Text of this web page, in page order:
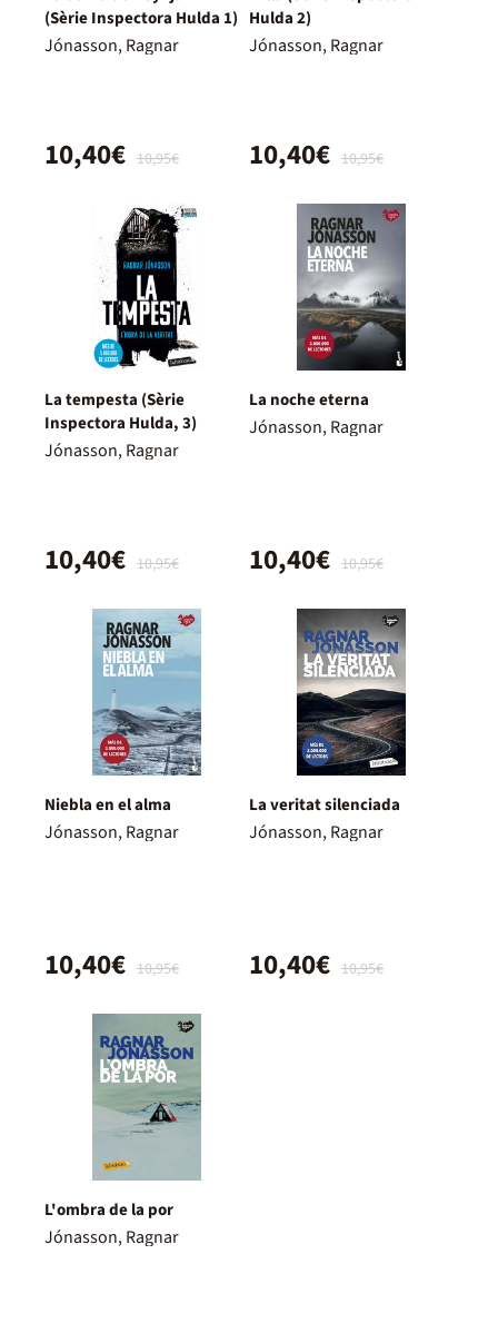
(Sèrie Inspectora Hulda 1)
Jónasson, Ragnar
10,95€
10,40€
Hulda 2)
Jónasson, Ragnar
10,95€
10,40€
La tempesta (Sèrie
Inspectora Hulda, 3)
Jónasson, Ragnar
10,95€
10,40€
La noche eterna
Jónasson, Ragnar
10,95€
10,40€
Niebla en el alma
Jónasson, Ragnar
10,95€
10,40€
La veritat silenciada
Jónasson, Ragnar
10,95€
10,40€
L'ombra de la por
Jónasson, Ragnar